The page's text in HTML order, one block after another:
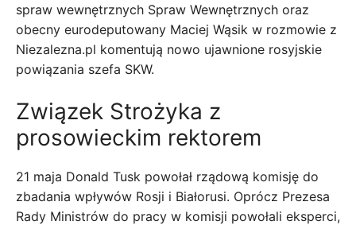
spraw wewnętrznych Spraw Wewnętrznych oraz
obecny eurodeputowany Maciej Wąsik w rozmowie z
Niezalezna.pl komentują nowo ujawnione rosyjskie
powiązania szefa SKW.
Związek Strożyka z
prosowieckim rektorem
21 maja Donald Tusk powołał rządową komisję do
zbadania wpływów Rosji i Białorusi. Oprócz Prezesa
Rady Ministrów do pracy w komisji powołali eksperci,